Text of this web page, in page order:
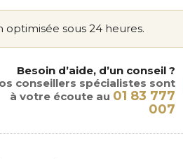
sous 24 heures.
Besoin d’aide, d’un conseil ?
conseillers spécialistes sont
à votre écoute au 01 83 777
007